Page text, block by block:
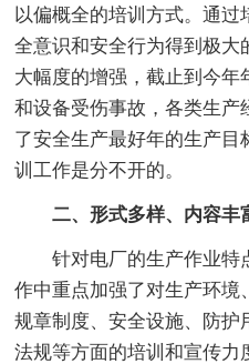
以偏概全的培训方式。通
全意识和安全行为得到极大
大幅度的增强，截止到今年
和设备受伤事故，各类生
了安全生产最好年的生产
训工作是分不开的。
二、形式多样、内容丰
针对电厂的生产作业特
作中重点加强了对生产环
规章制度、安全设施、防
法规等方面的培训和宣传